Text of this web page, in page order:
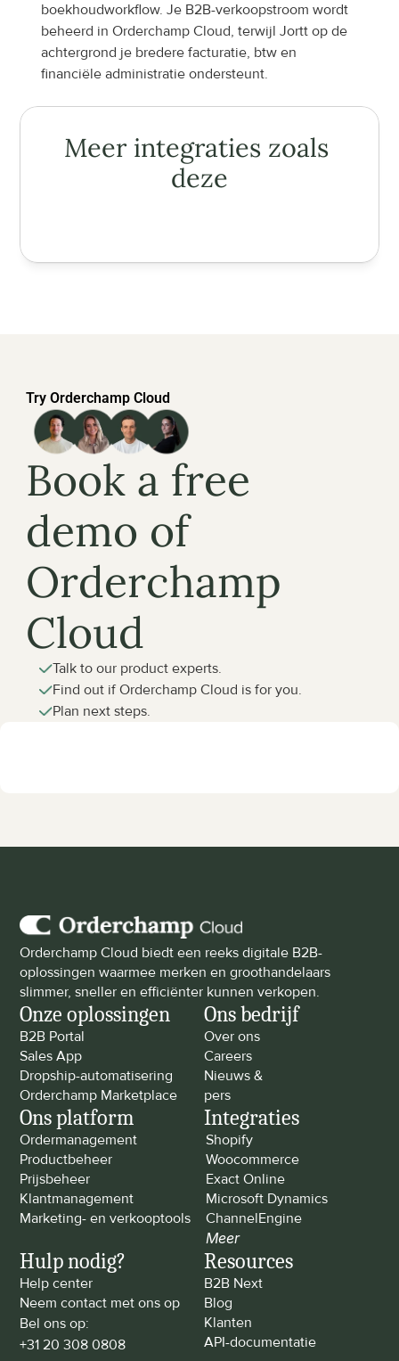
boekhoudworkflow. Je B2B-verkoopstroom wordt
beheerd in Orderchamp Cloud, terwijl Jortt op de
achtergrond je bredere facturatie, btw en
financiële administratie ondersteunt.
Meer integraties zoals
deze
Try Orderchamp Cloud
Book a free
demo of
Orderchamp
Cloud
Talk to our product experts.
Find out if Orderchamp Cloud is for you.
Plan next steps.
Orderchamp Cloud biedt een reeks digitale B2B-
oplossingen waarmee merken en groothandelaars
slimmer, sneller en efficiënter kunnen verkopen.
Onze oplossingen
B2B Portal
Sales App
Dropship-automatisering
Orderchamp Marketplace
Ons bedrijf
Over ons
Careers
Nieuws &
pers
Ons platform
Ordermanagement
Productbeheer
Prijsbeheer
Klantmanagement
Marketing- en verkooptools
Integraties
Shopify
Woocommerce
Exact Online
Microsoft Dynamics
ChannelEngine
Meer
Hulp nodig?
Help center
Neem contact met ons op
Bel ons op:
+31 20 308 0808
Resources
B2B Next
Blog
Klanten
API-documentatie